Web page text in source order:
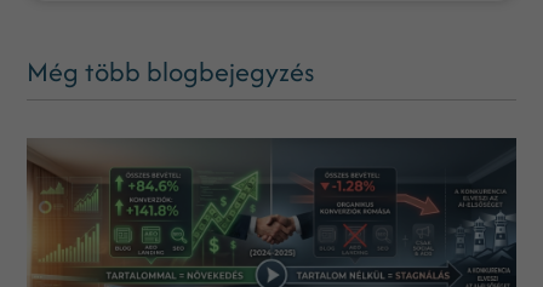
Még több blogbejegyzés